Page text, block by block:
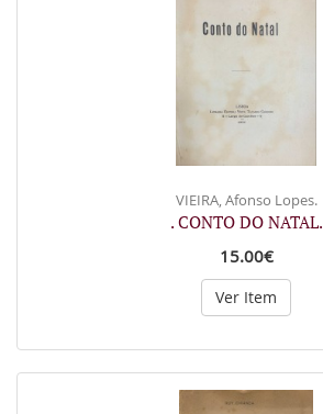
VIEIRA, Afonso Lopes.
. CONTO DO NATAL.
15.00€
Ver Item